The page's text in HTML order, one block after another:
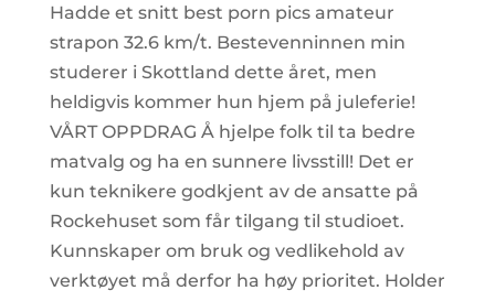
Hadde et snitt best porn pics amateur
strapon 32.6 km/t. Bestevenninnen min
studerer i Skottland dette året, men
heldigvis kommer hun hjem på juleferie!
VÅRT OPPDRAG Å hjelpe folk til ta bedre
matvalg og ha en sunnere livsstill! Det er
kun teknikere godkjent av de ansatte på
Rockehuset som får tilgang til studioet.
Kunnskaper om bruk og vedlikehold av
verktøyet må derfor ha høy prioritet. Holder